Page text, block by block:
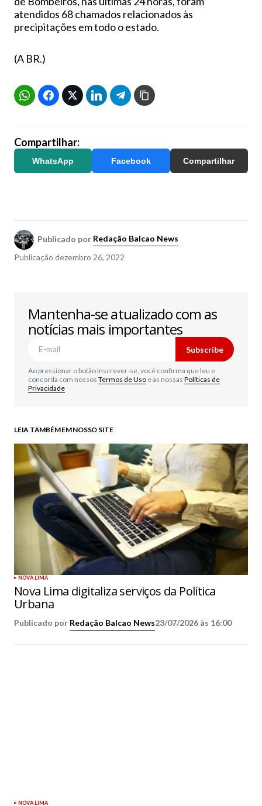
atendidos 68 chamados relacionados às
precipitações em todo o estado.
(A BR.)
Compartilhar:
WhatsApp Facebook Compartilhar
Publicado por Redação Balcao News
Publicação dezembro 26, 2022
Mantenha-se atualizado com as
notícias mais importantes
Subscribe
Ao pressionar o botão Inscrever-se, você confirma que leu e
concorda com nossos Termos de Uso e as nossas Políticas de
Privacidade
LEIA TAMBÉM EM NOSSO SITE
NOVA LIMA
Nova Lima digitaliza serviços da Política
Urbana
Publicado por Redação Balcao News23/07/2026 às 16:00
NOVA LIMA